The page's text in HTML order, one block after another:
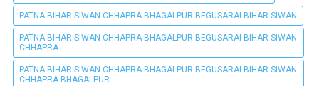
PATNA BIHAR SIWAN CHHAPRA BHAGALPUR BEGUSARAI BIHAR SIWAN
PATNA BIHAR SIWAN CHHAPRA BHAGALPUR BEGUSARAI BIHAR SIWAN
CHHAPRA
PATNA BIHAR SIWAN CHHAPRA BHAGALPUR BEGUSARAI BIHAR SIWAN
CHHAPRA BHAGALPUR